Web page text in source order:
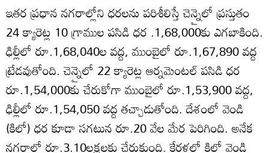
ఇతర ప్రధాన నగరాల్లోని ధరలను పరిశీలిస్తే చెన్నైలో ప్రస్తుతం
24 క్యారెట్ల 10 గ్రాముల పసిడి ధర .1,68,000కు ఎగబాకింది.
ఢిల్లీలో రూ.1,68,040ల వద్ద, ముంబైలో రూ.1,67,890 వద్ద
ట్రేడవుతోంది. చెన్నైలో 22 క్యారెట్ల ఆర్నమెంటల్ పసిడి ధర
రూ.1,54,000కు చేరుకోగా ముంబైలో రూ.1,53,900 వద్ద,
ఢిల్లీలో రూ.1,54,050 వద్ద తచ్చాడుతోంది. దేశంలో వెండి
(కిలో) ధర కూడా సగటున రూ.20 వేల మేర పెరిగింది. అనేక
నగరాల్లో రూ.3.10లక్షలకు చేరుకుంది. కేరళలో కిలో వెండి